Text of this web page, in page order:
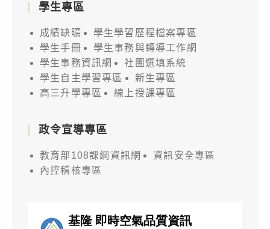
學生專區
成績缺曠
學生學習歷程檔案專區
學生手冊
學生事務與轉導工作網
學生事務資訊網
社團選填系統
學生自主學習專區
新生專區
高三升學專區
線上授課專區
政令宣導專區
教育部108課綱資訊網
資訊安全專區
內控稽核專區